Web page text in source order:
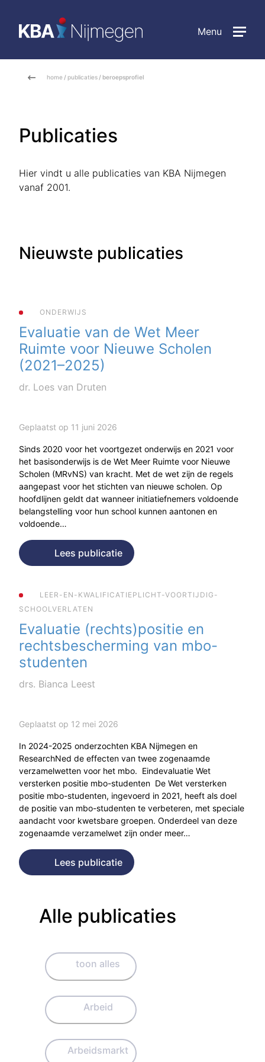
Menu
home / publicaties / beroepsprofiel
Publicaties
Hier vindt u alle publicaties van KBA Nijmegen
vanaf 2001.
Nieuwste publicaties
ONDERWIJS
Evaluatie van de Wet Meer
Ruimte voor Nieuwe Scholen
(2021–2025)
dr. Loes van Druten
Geplaatst op 11 juni 2026
Sinds 2020 voor het voortgezet onderwijs en 2021 voor
het basisonderwijs is de Wet Meer Ruimte voor Nieuwe
Scholen (MRvNS) van kracht. Met de wet zijn de regels
aangepast voor het stichten van nieuwe scholen. Op
hoofdlijnen geldt dat wanneer initiatiefnemers voldoende
belangstelling voor hun school kunnen aantonen en
voldoende…
Lees publicatie
LEER-EN-KWALIFICATIEPLICHT-VOORTIJDIG-
SCHOOLVERLATEN
Evaluatie (rechts)positie en
rechtsbescherming van mbo-
studenten
drs. Bianca Leest
Geplaatst op 12 mei 2026
In 2024-2025 onderzochten KBA Nijmegen en
ResearchNed de effecten van twee zogenaamde
verzamelwetten voor het mbo. Eindevaluatie Wet
versterken positie mbo-studenten De Wet versterken
positie mbo-studenten, ingevoerd in 2021, heeft als doel
de positie van mbo-studenten te verbeteren, met speciale
aandacht voor kwetsbare groepen. Onderdeel van deze
zogenaamde verzamelwet zijn onder meer…
Lees publicatie
Alle publicaties
toon alles
Arbeid
Arbeidsmarkt